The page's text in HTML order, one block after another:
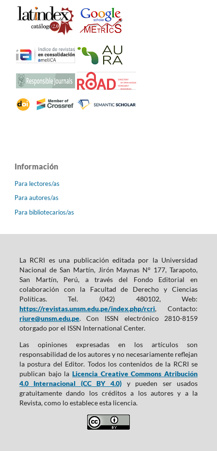
Información
Para lectores/as
Para autores/as
Para bibliotecarios/as
La RCRI es una publicación editada por la Universidad
Nacional de San Martín, Jirón Maynas N° 177, Tarapoto,
San Martín, Perú, a través del Fondo Editorial en
colaboración con la Facultad de Derecho y Ciencias
Políticas. Tel. (042) 480102, Web:
https://revistas.unsm.edu.pe/index.php/rcri, Contacto:
riure@unsm.edu.pe. Con ISSN electrónico 2810-8159
otorgado por el ISSN International Center.
Las opiniones expresadas en los artículos son
responsabilidad de los autores y no necesariamente reflejan
la postura del Editor. Todos los contenidos de la RCRI se
publican bajo la Licencia Creative Commons Atribución
4.0 Internacional (CC BY 4.0) y pueden ser usados
gratuitamente dando los créditos a los autores y a la
Revista, como lo establece esta licencia.